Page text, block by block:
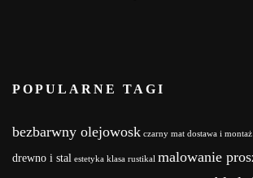
POPULARNE TAGI
bezbarwny olejowosk czarny mat dostawa i montaż
drewno i stal estetyka klasa rustikal malowanie